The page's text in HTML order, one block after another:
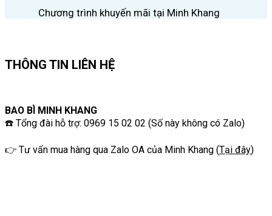
Chương trình khuyến mãi tại Minh Khang
THÔNG TIN LIÊN HỆ
BAO BÌ MINH KHANG
☎️ Tổng đài hỗ trợ: 0969 15 02 02 (Số này không có Zalo)
👉 Tư vấn mua hàng qua Zalo OA của Minh Khang (Tại đây)